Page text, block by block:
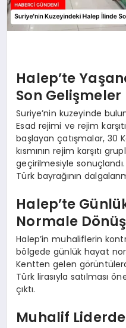
Halep’te
Son Gelişmeler
Suriye’nin kuzeyinde
Esad rejimi ve rejim
başlayan çatışmalar, 30
kısmının rejim karşıtı
geçirilmesiyle
Türk bayrağının
Halep’te
Normale
Halep’in muhaliflerin
bölgede günlük hayat
Kentten gelen
Türk lirasıyla satılması
çıktı.
Muhalif